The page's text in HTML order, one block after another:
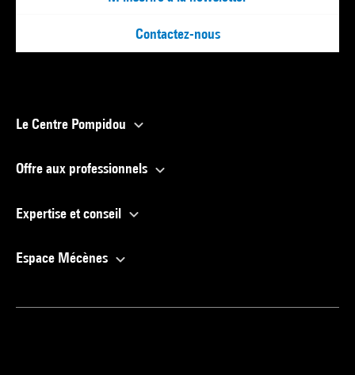
Contactez-nous
Le Centre Pompidou
Offre aux professionnels
Expertise et conseil
Espace Mécènes